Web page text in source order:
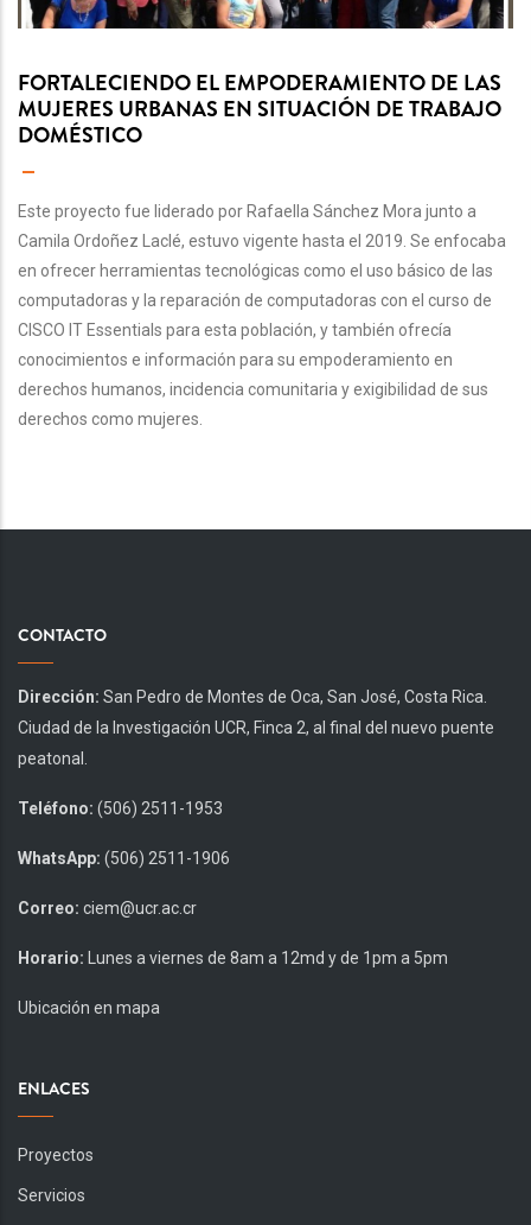
FORTALECIENDO EL EMPODERAMIENTO DE LAS
MUJERES URBANAS EN SITUACIÓN DE TRABAJO
DOMÉSTICO
Este proyecto fue liderado por Rafaella Sánchez Mora junto a
Camila Ordoñez Laclé, estuvo vigente hasta el 2019. Se enfocaba
en ofrecer herramientas tecnológicas como el uso básico de las
computadoras y la reparación de computadoras con el curso de
CISCO IT Essentials para esta población, y también ofrecía
conocimientos e información para su empoderamiento en
derechos humanos, incidencia comunitaria y exigibilidad de sus
derechos como mujeres.
CONTACTO
Dirección: San Pedro de Montes de Oca, San José, Costa Rica.
Ciudad de la Investigación UCR, Finca 2, al final del nuevo puente
peatonal.
Teléfono: (506) 2511-1953
WhatsApp: (506) 2511-1906
Correo: ciem@ucr.ac.cr
Horario: Lunes a viernes de 8am a 12md y de 1pm a 5pm
Ubicación en mapa
ENLACES
Proyectos
Servicios